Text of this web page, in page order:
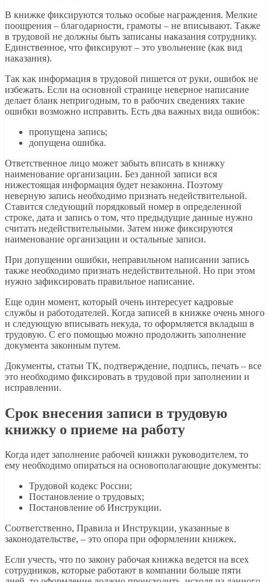
В книжке фиксируются только особые награждения. Мелкие
поощрения – благодарности, грамоты – не вписывают. Также
в трудовой не должны быть записаны наказания сотруднику.
Единственное, что фиксируют – это увольнение (как вид
наказания).
Так как информация в трудовой пишется от руки, ошибок не
избежать. Если на основной странице неверное написание
делает бланк непригодным, то в рабочих сведениях такие
ошибки возможно исправить. Есть два важных вида ошибок:
пропущена запись;
допущена ошибка.
Ответственное лицо может забыть вписать в книжку
наименование организации. Без данной записи вся
нижестоящая информация будет незаконна. Поэтому
неверную запись необходимо признать недействительной.
Ставится следующий порядковый номер в определенной
строке, дата и запись о том, что предыдущие данные нужно
считать недействительными. Затем ниже фиксируются
наименование организации и остальные записи.
При допущении ошибки, неправильном написании запись
также необходимо признать недействительной. Но при этом
нужно зафиксировать правильное написание.
Еще один момент, который очень интересует кадровые
службы и работодателей. Когда записей в книжке очень много
и следующую вписывать некуда, то оформляется вкладыш в
трудовую. С его помощью можно продолжить заполнение
документа законным путем.
Документы, статьи ТК, подтверждение, подпись, печать – все
это необходимо фиксировать в трудовой при заполнении и
исправлении.
Срок внесения записи в трудовую
книжку о приеме на работу
Когда идет заполнение рабочей книжки руководителем, то
ему необходимо опираться на основополагающие документы:
Трудовой кодекс России;
Постановление о трудовых;
Постановление об Инструкции.
Соответственно, Правила и Инструкции, указанные в
законодательстве, – это опора при оформлении книжек.
Если учесть, что по закону рабочая книжка ведется на всех
сотрудников, которые работают в компании больше пяти